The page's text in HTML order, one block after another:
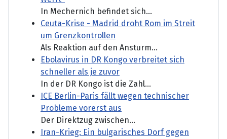
In Mechernich befindet sich...
Ceuta-Krise - Madrid droht Rom im Streit
um Grenzkontrollen
Als Reaktion auf den Ansturm...
Ebolavirus in DR Kongo verbreitet sich
schneller als je zuvor
In der DR Kongo ist die Zahl...
ICE Berlin-Paris fällt wegen technischer
Probleme vorerst aus
Der Direktzug zwischen...
Iran-Krieg: Ein bulgarisches Dorf gegen